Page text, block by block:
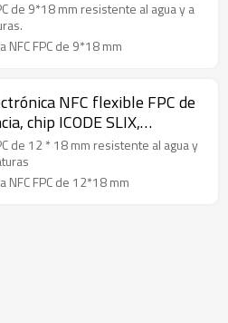
con etiqueta antimetal
de 9x18mm
de 9*18 mm resistente al agua y a
NFC FPC de 9*18 mm
NFC flexible FPC de
chip ICODE SLIX,
Bluetooth, etiqueta de
de 12 * 18 mm resistente al agua y
NFC FPC de 12*18 mm